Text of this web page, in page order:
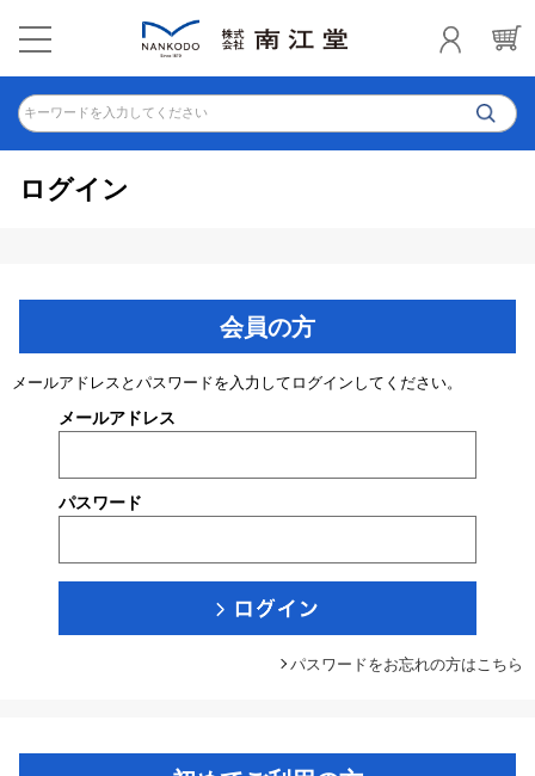
キーワードを入力してください
ログイン
会員の方
メールアドレスとパスワードを入力してログインしてください。
メールアドレス
パスワード
パスワードをお忘れの方はこちら